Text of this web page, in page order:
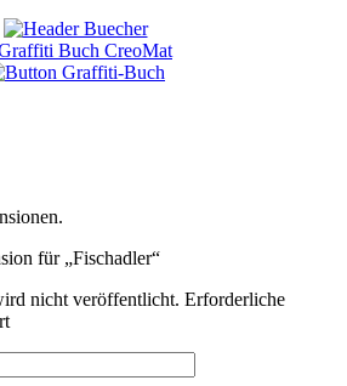
für „Fischadler“
nicht veröffentlicht. Erforderliche